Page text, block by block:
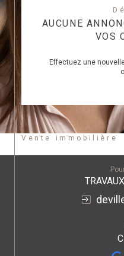
AUCUNE
VOS
Effectuez une
Vente immobilière